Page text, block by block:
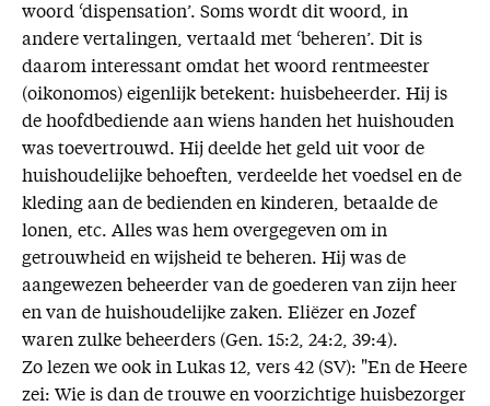
woord ‘dispensation’. Soms wordt dit woord, in
andere vertalingen, vertaald met ‘beheren’. Dit is
daarom interessant omdat het woord rentmeester
(oikonomos) eigenlijk betekent: huisbeheerder. Hij is
de hoofdbediende aan wiens handen het huishouden
was toevertrouwd. Hij deelde het geld uit voor de
huishoudelijke behoeften, verdeelde het voedsel en de
kleding aan de bedienden en kinderen, betaalde de
lonen, etc. Alles was hem overgegeven om in
getrouwheid en wijsheid te beheren. Hij was de
aangewezen beheerder van de goederen van zijn heer
en van de huishoudelijke zaken. Eliëzer en Jozef
waren zulke beheerders (Gen. 15:2, 24:2, 39:4).
Zo lezen we ook in Lukas 12, vers 42 (SV): "En de Heere
zei: Wie is dan de trouwe en voorzichtige huisbezorger